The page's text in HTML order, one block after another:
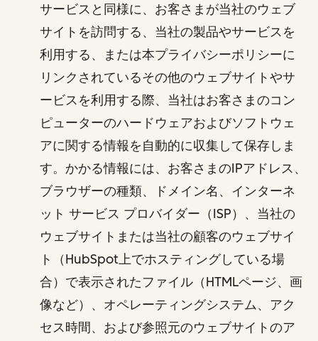
サービスと同様に、お客さまが当社のウェブ
サイトを訪問する、当社の製品やサービスを
利用する、または本プライバシーポリシーに
リンクされているその他のウェブサイトやサ
ービスを利用する際、当社はお客さまのコン
ピューターのハードウェアおよびソフトウェ
アに関する情報を自動的に収集して保存しま
す。かかる情報には、お客さまのIPアドレス、
ブラウザーの種類、ドメイン名、インターネ
ット サービス プロバイダー（ISP）、当社の
ウェブサイトまたは当社の顧客のウェブサイ
ト（HubSpot上でホスティングしている場
合）で表示されたファイル（HTMLページ、画
像など）、オペレーティングシステム、アク
セス時間、および参照元のウェブサイトのア